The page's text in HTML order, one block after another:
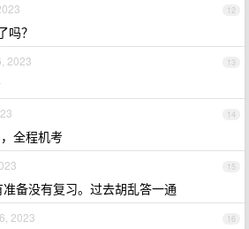
12
吗？
13
2023
14
全程机考
15
备没有复习。过去胡乱答一通
16
2023